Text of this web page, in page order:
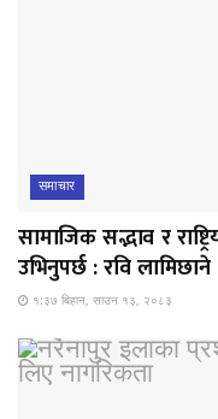
समाचार
सामाजिक सद्भाव र
उभिनुपर्छ : रवि लामिछाने
१:३७ बिहान, साउन १३, २०८३